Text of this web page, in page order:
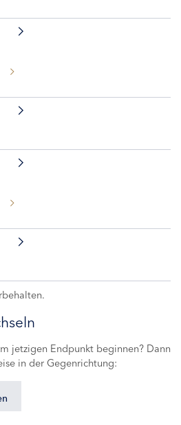
jetzigen Endpunkt beginnen? Dann
in der Gegenrichtung: